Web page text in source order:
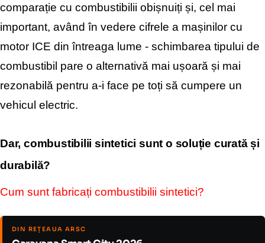
comparație cu combustibilii obișnuiți și, cel mai
important, având în vedere cifrele a mașinilor cu
motor ICE din întreaga lume - schimbarea tipului de
combustibil pare o alternativă mai ușoară și mai
rezonabilă pentru a-i face pe toți să cumpere un
vehicul electric.
Dar, combustibilii sintetici sunt o soluție curată și
durabilă?
Cum sunt fabricați combustibilii sintetici?
DIN REȚEAUA ARSC